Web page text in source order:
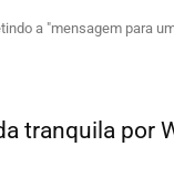
a "mensagem para
tranquila por